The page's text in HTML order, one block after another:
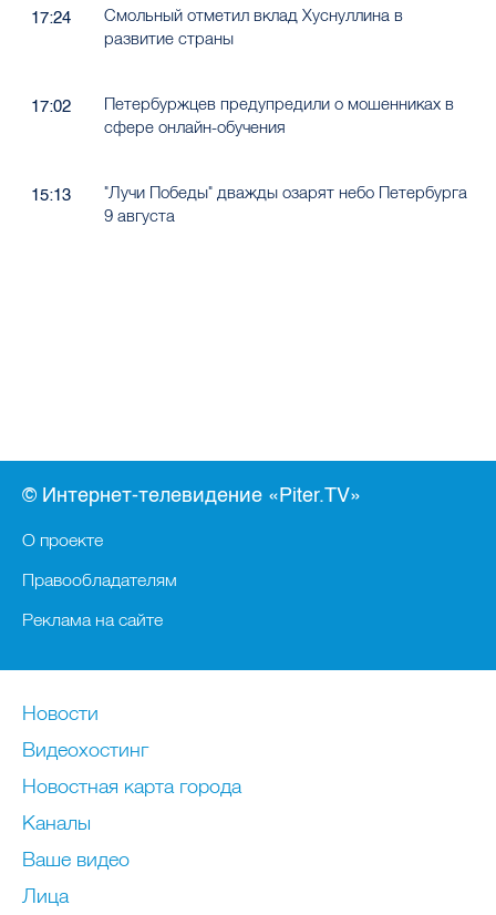
17:24
Смольный отметил вклад Хуснуллина в
развитие страны
17:02
Петербуржцев предупредили о мошенниках в
сфере онлайн-обучения
15:13
"Лучи Победы" дважды озарят небо Петербурга
9 августа
© Интернет-телевидение «Piter.TV»
О проекте
Правообладателям
Реклама на сайте
Новости
Видеохостинг
Новостная карта города
Каналы
Ваше видео
Лица